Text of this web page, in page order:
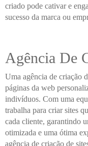
criado pode cativar e
sucesso da marca ou
Agência De
Uma agência de criação
páginas da web
indivíduos. Com uma
trabalha para criar sites
cada cliente, garantindo
otimizada e uma ótima
agência de criação de